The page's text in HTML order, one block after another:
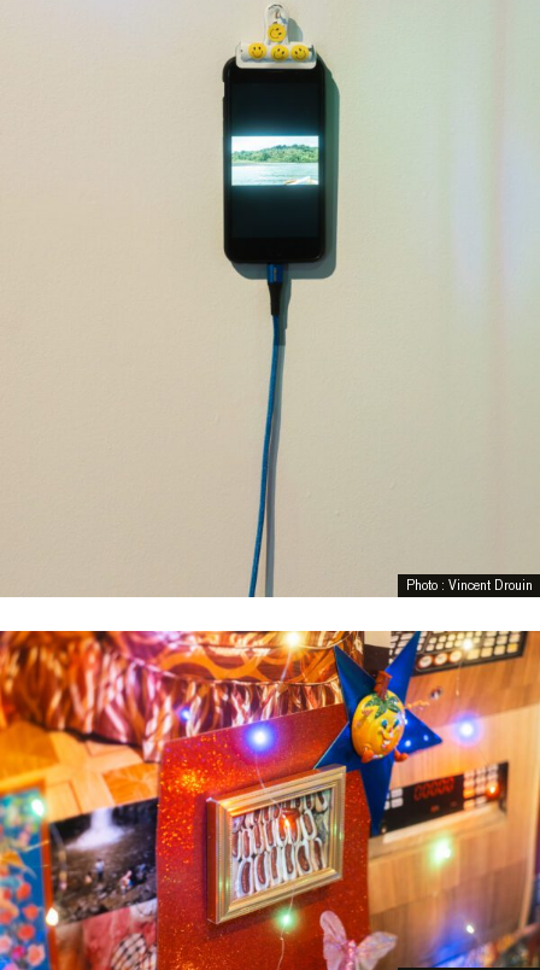
Photo : Vincent Drouin